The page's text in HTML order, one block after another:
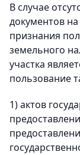
В случае
документов
признания
земельного
участка
пользование
1) актов